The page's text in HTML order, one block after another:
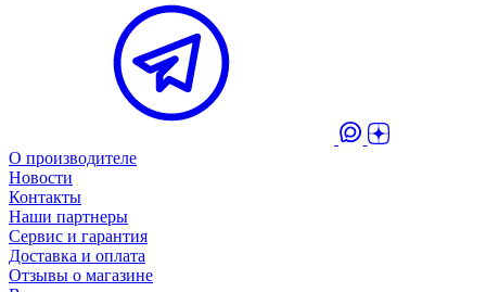
О производителе
Новости
Контакты
Наши партнеры
Сервис и гарантия
Доставка и оплата
Отзывы о магазине